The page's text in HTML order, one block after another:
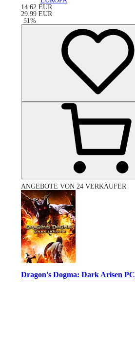
14.62 EUR
29.99 EUR
-51%
ANGEBOTE VON 24 VERKÄUFER
Dragon's Dogma: Dark Arisen PC